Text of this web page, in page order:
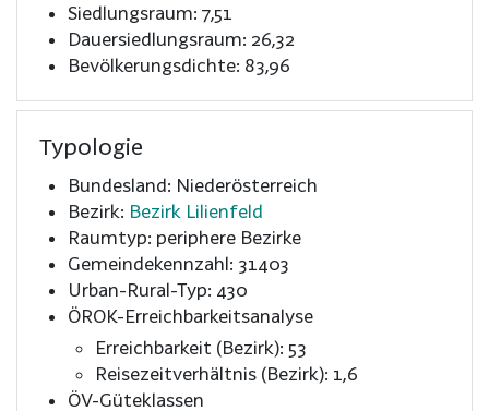
Siedlungsraum: 7,51
Dauersiedlungsraum: 26,32
Bevölkerungsdichte: 83,96
Typologie
Bundesland: Niederösterreich
Bezirk: Bezirk Lilienfeld
Raumtyp: periphere Bezirke
Gemeindekennzahl: 31403
Urban-Rural-Typ: 430
ÖROK-Erreichbarkeitsanalyse
Erreichbarkeit (Bezirk): 53
Reisezeitverhältnis (Bezirk): 1,6
ÖV-Güteklassen